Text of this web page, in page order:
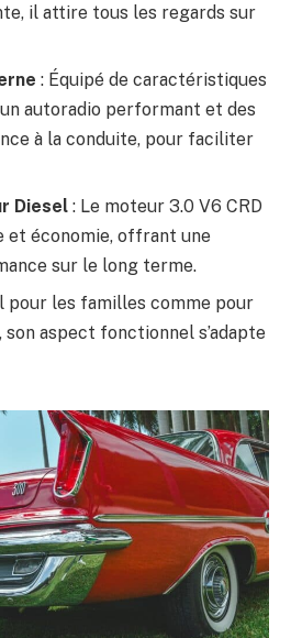
il attire tous les regards sur
: Équipé de caractéristiques
autoradio performant et des
à la conduite, pour faciliter
Diesel : Le moteur 3.0 V6 CRD
et économie, offrant une
sur le long terme.
pour les familles comme pour
aspect fonctionnel s’adapte